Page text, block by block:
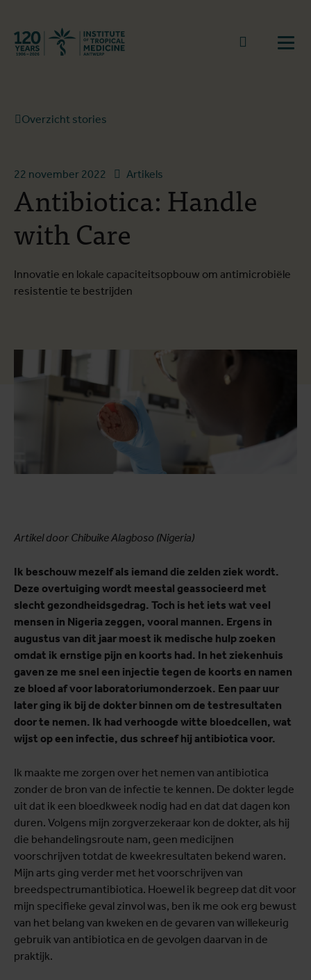
Terug naar start
Naar
Overzicht stories
22 november 2022 Artikels
Antibiotica: Handle
with Care
Innovatie en lokale capaciteitsopbouw om antimicrobiële
resistentie te bestrijden
Artikel door Chibuike Alagboso (Nigeria)
Ik beschouw mezelf als iemand die zelden ziek wordt.
Deze overtuiging wordt meestal geassocieerd met
slecht gezondheidsgedrag. Toch is het iets wat veel
mensen in Nigeria zeggen, vooral mannen. Ergens in
augustus van dit jaar moest ik medische hulp zoeken
omdat ik ernstige pijn en koorts had. In het ziekenhuis
gaven ze me snel een injectie tegen de koorts en namen
ze bloed af voor laboratoriumonderzoek. Een paar uur
later ging ik bij de dokter binnen om de testresultaten
door te nemen. Ik had verhoogde witte bloedcellen, wat
wijst op een infectie, dus schreef hij antibiotica voor.
Ik maakte me zorgen over het nemen van antibiotica
zonder de bron van de infectie te kennen. De dokter legde
uit dat ik een bloedkweek nodig had en dat dat dagen kon
duren. Volgens mijn zorgverzekeraar kon de dokter, als hij
die behandelingsroute nam, geen medicijnen
voorschrijven totdat de kweekresultaten bekend waren.
Mijn arts ging verder met het voorschrijven van
breedspectrumantibiotica. Hoewel ik begreep dat dit voor
mijn specifieke geval zinvol was, ben ik me ook erg bewust
van het belang van kweken en de gevaren van willekeurig
gebruik van antibiotica en de gevolgen daarvan in de
praktijk.